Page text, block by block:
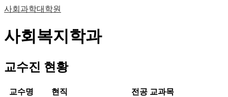
사회과학대학원
사회복지학과
교수진 현황
교수명 현직 전공 교과목